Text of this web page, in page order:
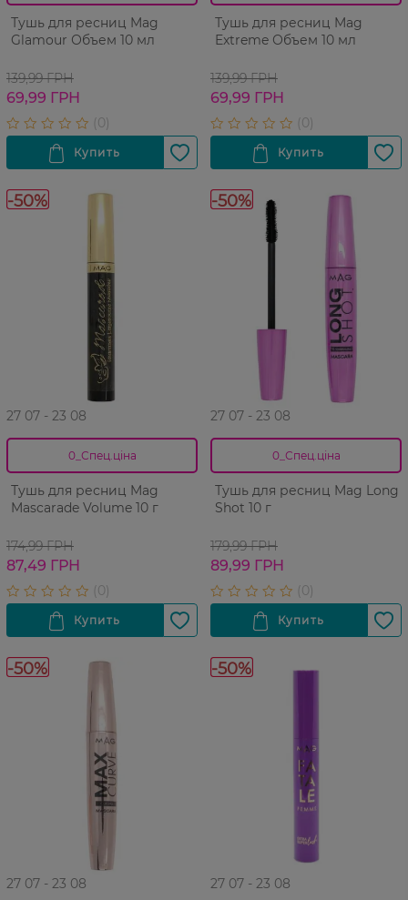
Тушь для ресниц Mag
Glamour Объем 10 мл
139,99 ГРН
69,99 ГРН
Тушь для ресниц Mag
Extreme Объем 10 мл
139,99 ГРН
69,99 ГРН
-50%
27 07 - 23 08
0_Спец.ціна
Тушь для ресниц Mag
Mascarade Volume 10 г
174,99 ГРН
87,49 ГРН
-50%
27 07 - 23 08
0_Спец.ціна
Тушь для ресниц Mag Long
Shot 10 г
179,99 ГРН
89,99 ГРН
-50%
27 07 - 23 08
-50%
27 07 - 23 08